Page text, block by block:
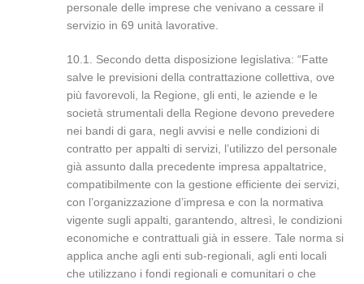
personale delle imprese che venivano a cessare il
servizio in 69 unità lavorative.
10.1. Secondo detta disposizione legislativa: “Fatte
salve le previsioni della contrattazione collettiva, ove
più favorevoli, la Regione, gli enti, le aziende e le
società strumentali della Regione devono prevedere
nei bandi di gara, negli avvisi e nelle condizioni di
contratto per appalti di servizi, l’utilizzo del personale
già assunto dalla precedente impresa appaltatrice,
compatibilmente con la gestione efficiente dei servizi,
con l’organizzazione d’impresa e con la normativa
vigente sugli appalti, garantendo, altresì, le condizioni
economiche e contrattuali già in essere. Tale norma si
applica anche agli enti sub-regionali, agli enti locali
che utilizzano i fondi regionali e comunitari o che